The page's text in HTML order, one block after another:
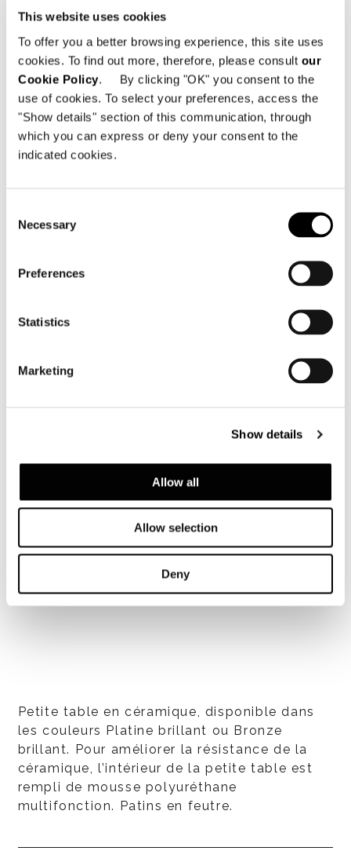
This website uses cookies
To offer you a better browsing experience, this site uses
cookies. To find out more, therefore, please consult our
Cookie Policy. By clicking "OK" you consent to the
use of cookies. To select your preferences, access the
"Show details" section of this communication, through
which you can express or deny your consent to the
indicated cookies.
Selection
Necessary
Preferences
Statistics
Marketing
Show details
Allow all
Allow selection
Deny
DOWNLOAD
SHARE FIND A DEALER
Technical Features
Petite table en céramique, disponible dans
les couleurs Platine brillant ou Bronze
brillant. Pour améliorer la résistance de la
céramique, l’intérieur de la petite table est
rempli de mousse polyuréthane
multifonction. Patins en feutre.